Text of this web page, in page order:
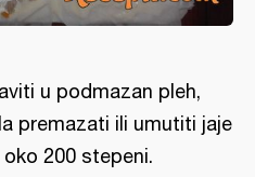
u podmazan pleh,
premazati ili umutiti jaje
200 stepeni.